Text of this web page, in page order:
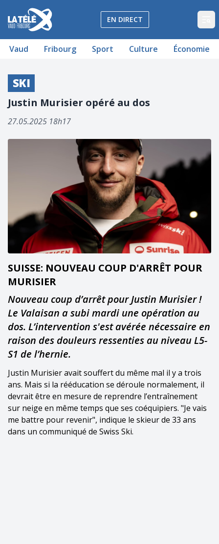
La Télé - Télévision régionale Vaud et Fribourg
EN DIRECT
Vaud Fribourg Sport Culture Économie
SKI
Justin Murisier opéré au dos
27.05.2025 18h17
SUISSE: NOUVEAU COUP D'ARRÊT POUR
MURISIER
Nouveau coup d’arrêt pour Justin Murisier !
Le Valaisan a subi mardi une opération au
dos. L’intervention s'est avérée nécessaire en
raison des douleurs ressenties au niveau L5-
S1 de l’hernie.
Justin Murisier avait souffert du même mal il y a trois
ans. Mais si la rééducation se déroule normalement, il
devrait être en mesure de reprendre l’entraînement
sur neige en même temps que ses coéquipiers. "Je vais
me battre pour revenir", indique le skieur de 33 ans
dans un communiqué de Swiss Ski.